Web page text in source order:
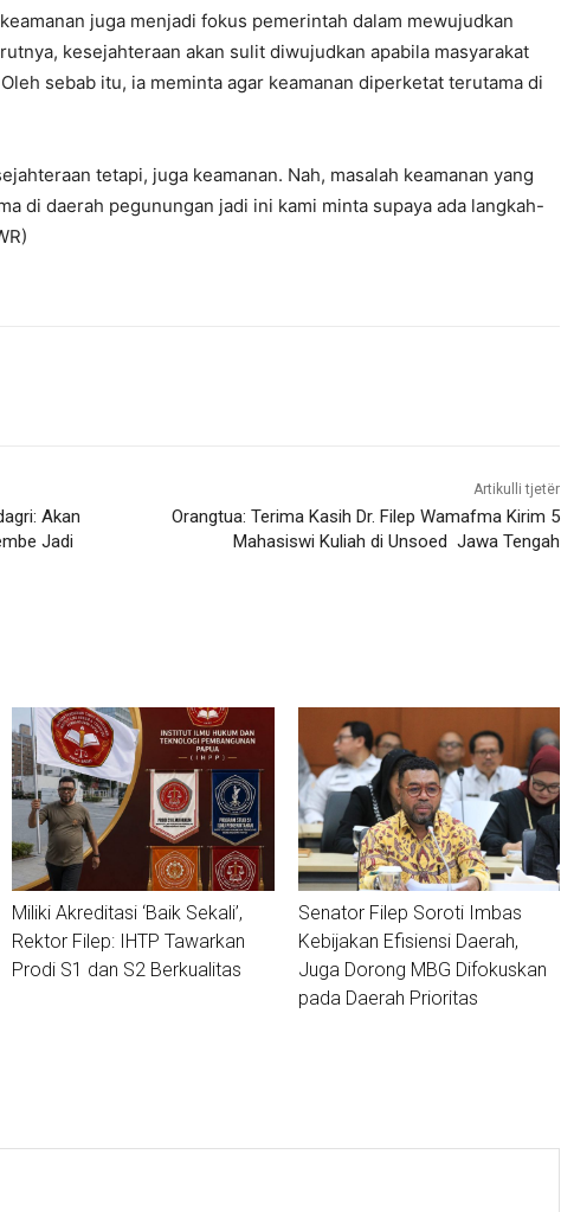
juga menjadi fokus pemerintah dalam mewujudkan
kesejahteraan akan sulit diwujudkan apabila masyarakat
sebab itu, ia meminta agar keamanan diperketat terutama di
tetapi, juga keamanan. Nah, masalah keamanan yang
di daerah pegunungan jadi ini kami minta supaya ada langkah-
Akan
Jadi
Artikulli tjetër
Orangtua: Terima Kasih Dr. Filep Wamafma Kirim 5
Mahasiswi Kuliah di Unsoed Jawa Tengah
Miliki Akreditasi ‘Baik Sekali’,
Rektor Filep: IHTP Tawarkan
Prodi S1 dan S2 Berkualitas
Senator Filep Soroti Imbas
Kebijakan Efisiensi Daerah,
Juga Dorong MBG Difokuskan
pada Daerah Prioritas